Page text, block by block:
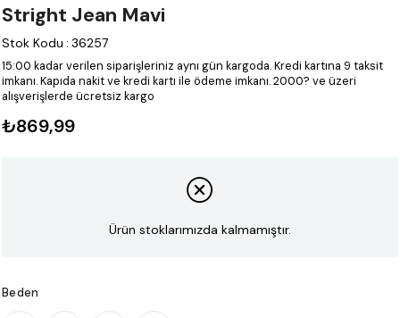
Stright Jean Mavi
Stok Kodu : 36257
15:00 kadar verilen siparişleriniz aynı gün kargoda.Kredi kartına 9 taksit
imkanı.Kapıda nakit ve kredi kartı ile ödeme imkanı.2000? ve üzeri
alışverişlerde ücretsiz kargo
₺869,99
Ürün stoklarımızda kalmamıştır.
Beden